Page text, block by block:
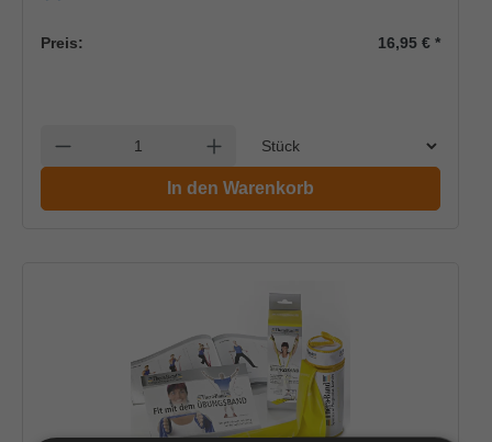
Preis: 16,95 €*
Anzahl verringern Anzahl erhöhen
In den Warenkorb